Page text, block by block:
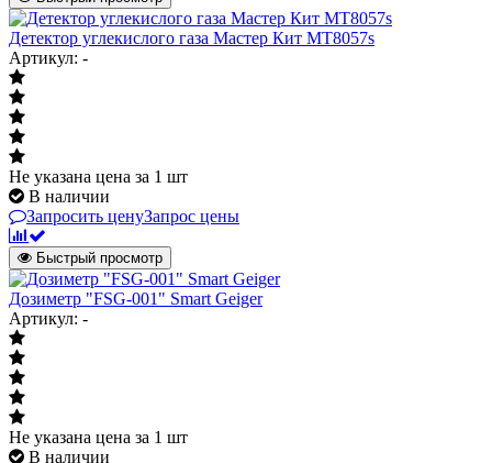
Детектор углекислого газа Мастер Кит МТ8057s
Артикул: -
Не указана цена за 1 шт
В наличии
Запросить ценуЗапрос цены
Быстрый просмотр
Дозиметр "FSG-001" Smart Geiger
Артикул: -
Не указана цена за 1 шт
В наличии